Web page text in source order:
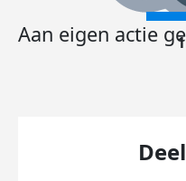
Aan eigen actie